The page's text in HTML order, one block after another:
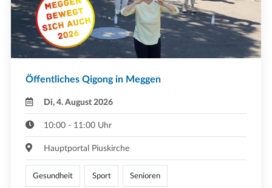
Öffentliches Qigong in Meggen
Di, 4. August 2026
10:00 - 11:00 Uhr
Hauptportal Piuskirche
Gesundheit Sport Senioren